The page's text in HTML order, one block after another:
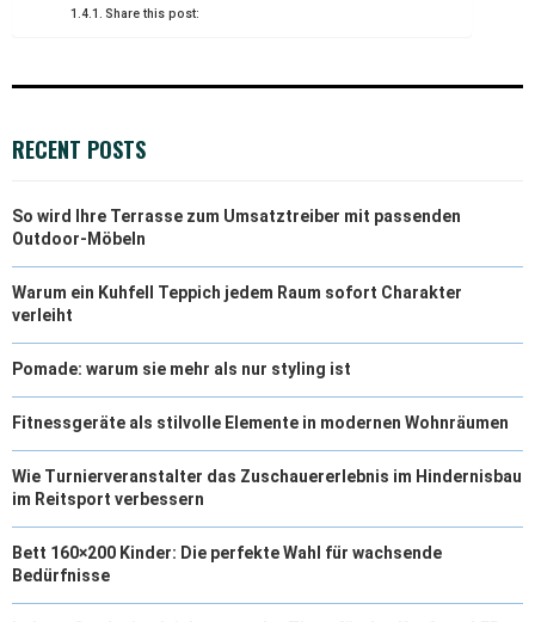
Share this post:
RECENT POSTS
So wird Ihre Terrasse zum Umsatztreiber mit passenden
Outdoor-Möbeln
Warum ein Kuhfell Teppich jedem Raum sofort Charakter
verleiht
Pomade: warum sie mehr als nur styling ist
Fitnessgeräte als stilvolle Elemente in modernen Wohnräumen
Wie Turnierveranstalter das Zuschauererlebnis im Hindernisbau
im Reitsport verbessern
Bett 160×200 Kinder: Die perfekte Wahl für wachsende
Bedürfnisse